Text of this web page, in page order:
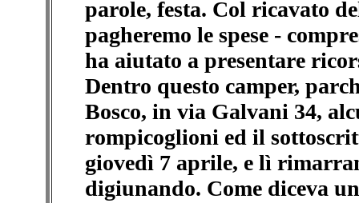
parole, festa. Col ricavato
pagheremo le spese -
ha aiutato a presentare
Dentro questo camper,
Bosco, in via Galvani 34,
rompicoglioni ed il
giovedì 7 aprile, e lì
digiunando. Come diceva